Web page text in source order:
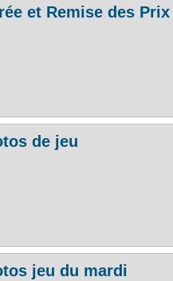
et Remise des Prix
de jeu
jeu du mardi